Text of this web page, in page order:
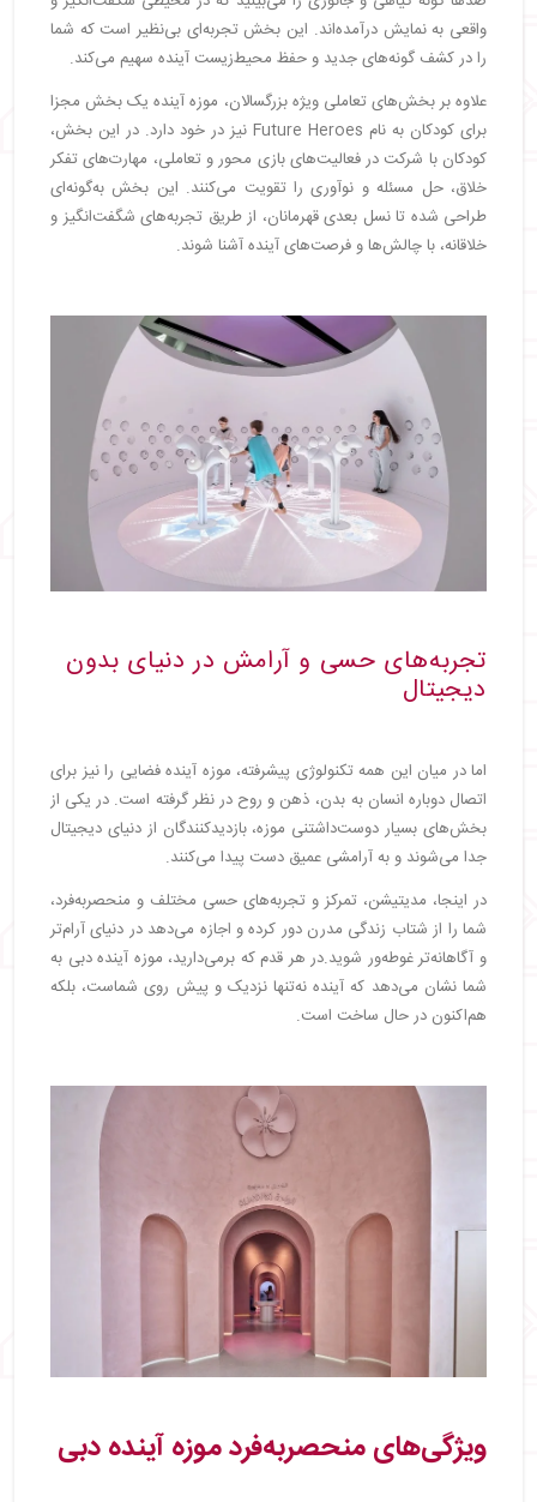
واقعی به نمایش درآمده‌اند. این بخش تجربه‌ای بی‌نظیر است که شما
را در کشف گونه‌های جدید و حفظ محیط‌زیست آینده سهیم می‌کند.
علاوه بر بخش‌های تعاملی ویژه بزرگسالان، موزه آینده یک بخش مجزا
برای کودکان به نام Future Heroes نیز در خود دارد. در این بخش،
کودکان با شرکت در فعالیت‌های بازی محور و تعاملی، مهارت‌های تفکر
خلاق، حل مسئله و نوآوری را تقویت می‌کنند. این بخش به‌گونه‌ای
طراحی شده تا نسل بعدی قهرمانان، از طریق تجربه‌های شگفت‌انگیز و
خلاقانه، با چالش‌ها و فرصت‌های آینده آشنا شوند.
تجربه‌های حسی و آرامش در دنیای بدون
دیجیتال
اما در میان این همه تکنولوژی پیشرفته، موزه آینده فضایی را نیز برای
اتصال دوباره انسان به بدن، ذهن و روح در نظر گرفته است. در یکی از
بخش‌های بسیار دوست‌داشتنی موزه، بازدیدکنندگان از دنیای دیجیتال
جدا می‌شوند و به آرامشی عمیق دست پیدا می‌کنند.
در اینجا، مدیتیشن، تمرکز و تجربه‌های حسی مختلف و منحصربه‌فرد،
شما را از شتاب زندگی مدرن دور کرده و اجازه می‌دهد در دنیای آرام‌تر
و آگاهانه‌تر غوطه‌ور شوید.در هر قدم که برمی‌دارید، موزه آینده دبی به
شما نشان می‌دهد که آینده نه‌تنها نزدیک و پیش روی شماست، بلکه
هم‌اکنون در حال ساخت است.
ویژگی‌های منحصربه‌فرد موزه آینده دبی